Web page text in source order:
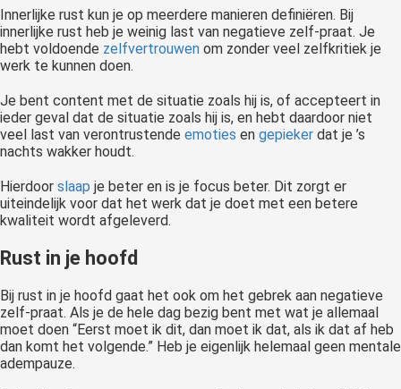
Innerlijke rust kun je op meerdere manieren definiëren. Bij
innerlijke rust heb je weinig last van negatieve zelf-praat. Je
hebt voldoende zelfvertrouwen om zonder veel zelfkritiek je
werk te kunnen doen.
Je bent content met de situatie zoals hij is, of accepteert in
ieder geval dat de situatie zoals hij is, en hebt daardoor niet
veel last van verontrustende emoties en gepieker dat je ’s
nachts wakker houdt.
Hierdoor slaap je beter en is je focus beter. Dit zorgt er
uiteindelijk voor dat het werk dat je doet met een betere
kwaliteit wordt afgeleverd.
Rust in je hoofd
Bij rust in je hoofd gaat het ook om het gebrek aan negatieve
zelf-praat. Als je de hele dag bezig bent met wat je allemaal
moet doen “Eerst moet ik dit, dan moet ik dat, als ik dat af heb
dan komt het volgende.” Heb je eigenlijk helemaal geen mentale
adempauze.